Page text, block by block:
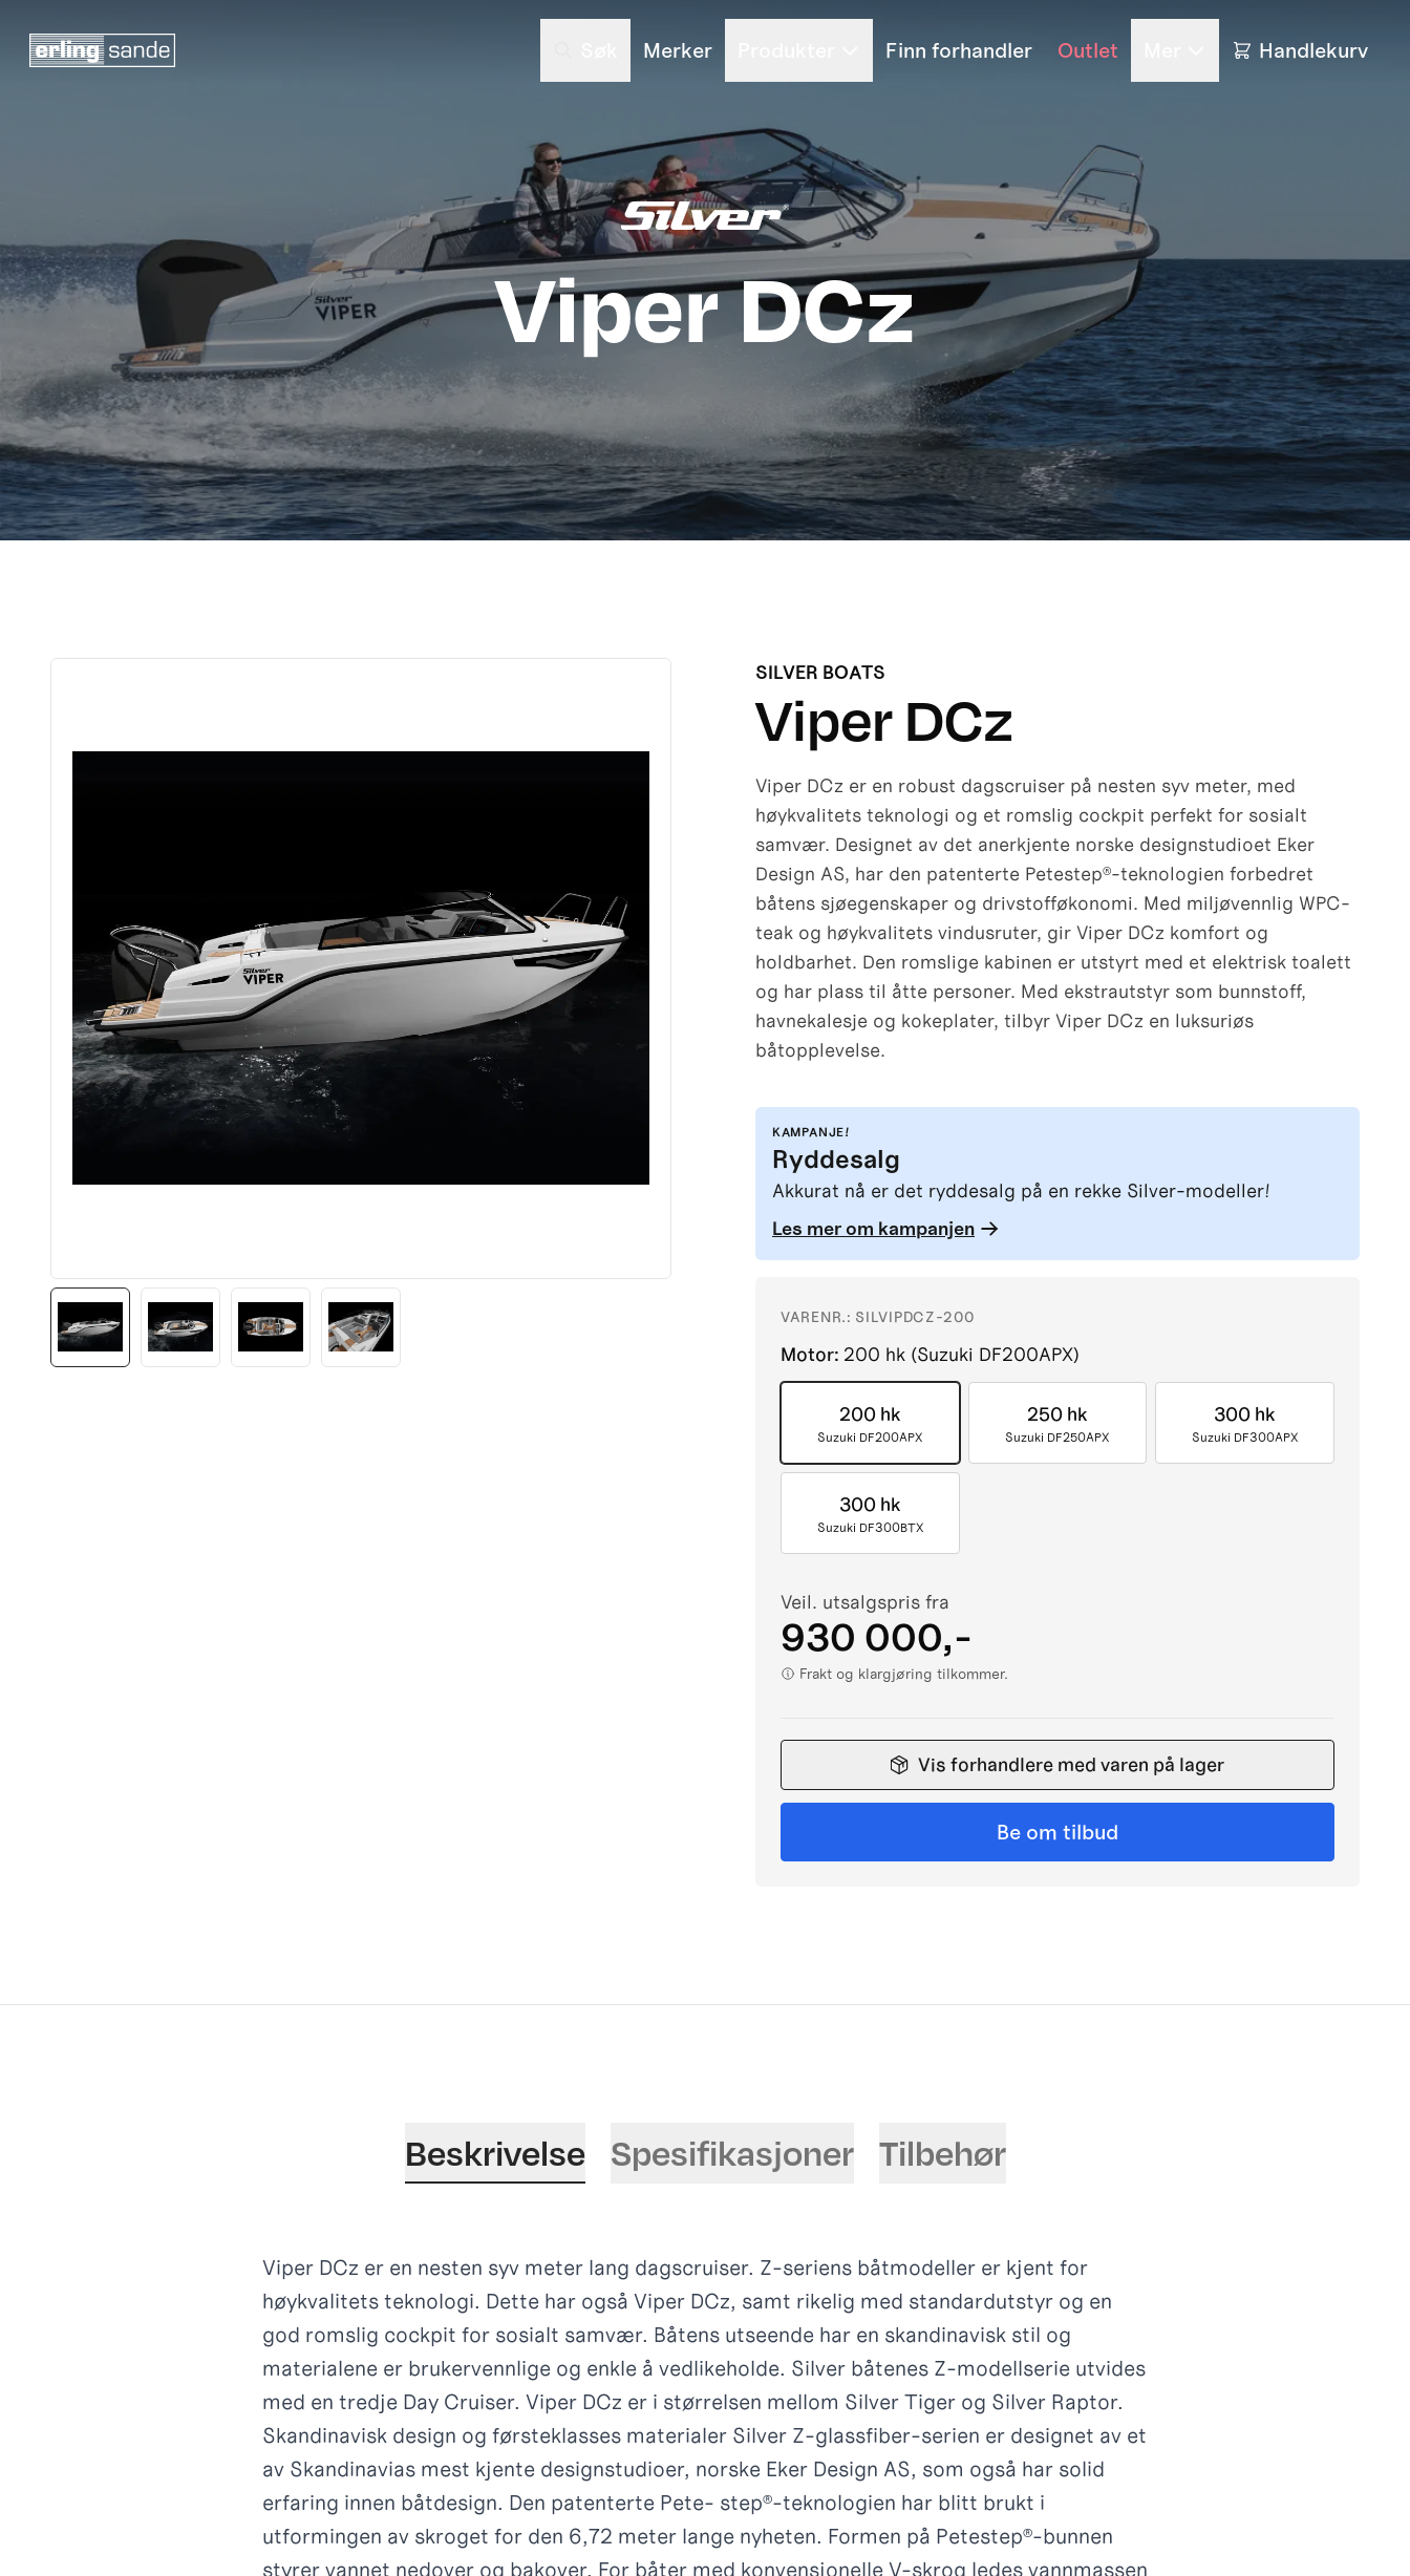
Merker Finn forhandler Outlet Handlekurv
Viper DCz
SILVER BOATS
Viper DCz
Viper DCz er en robust dagscruiser på nesten syv meter, med
høykvalitets teknologi og et romslig cockpit perfekt for sosialt
samvær. Designet av det anerkjente norske designstudioet Eker
Design AS, har den patenterte Petestep®-teknologien forbedret
båtens sjøegenskaper og drivstofføkonomi. Med miljøvennlig WPC-
teak og høykvalitets vindusruter, gir Viper DCz komfort og
holdbarhet. Den romslige kabinen er utstyrt med et elektrisk toalett
og har plass til åtte personer. Med ekstrautstyr som bunnstoff,
havnekalesje og kokeplater, tilbyr Viper DCz en luksuriøs
båtopplevelse.
KAMPANJE!
Ryddesalg
Akkurat nå er det ryddesalg på en rekke Silver-modeller!
Les mer om kampanjen
VARENR.: SILVIPDCZ-200
Motor: 200 hk (Suzuki DF200APX)
200 hk
Suzuki DF200APX
250 hk
Suzuki DF250APX
300 hk
Suzuki DF300APX
300 hk
Suzuki DF300BTX
Veil. utsalgspris fra
930 000,-
Frakt og klargjøring tilkommer.
Vis forhandlere med varen på lager
Be om tilbud
Beskrivelse Spesifikasjoner Tilbehør
Viper DCz er en nesten syv meter lang dagscruiser. Z-seriens båtmodeller er kjent for
høykvalitets teknologi. Dette har også Viper DCz, samt rikelig med standardutstyr og en
god romslig cockpit for sosialt samvær. Båtens utseende har en skandinavisk stil og
materialene er brukervennlige og enkle å vedlikeholde. Silver båtenes Z-modellserie utvides
med en tredje Day Cruiser. Viper DCz er i størrelsen mellom Silver Tiger og Silver Raptor.
Skandinavisk design og førsteklasses materialer Silver Z-glassfiber-serien er designet av et
av Skandinavias mest kjente designstudioer, norske Eker Design AS, som også har solid
erfaring innen båtdesign. Den patenterte Pete- step®-teknologien har blitt brukt i
utformingen av skroget for den 6,72 meter lange nyheten. Formen på Petestep®-bunnen
styrer vannet nedover og bakover. For båter med konvensjonelle V-skrog ledes vannmassen